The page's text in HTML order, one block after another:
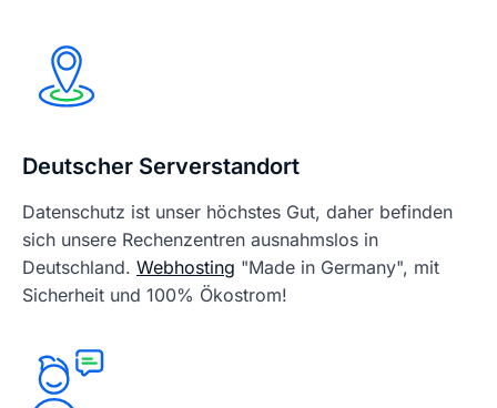
Deutscher Serverstandort
Datenschutz ist unser höchstes Gut, daher befinden
sich unsere Rechenzentren ausnahmslos in
Deutschland. Webhosting "Made in Germany", mit
Sicherheit und 100% Ökostrom!